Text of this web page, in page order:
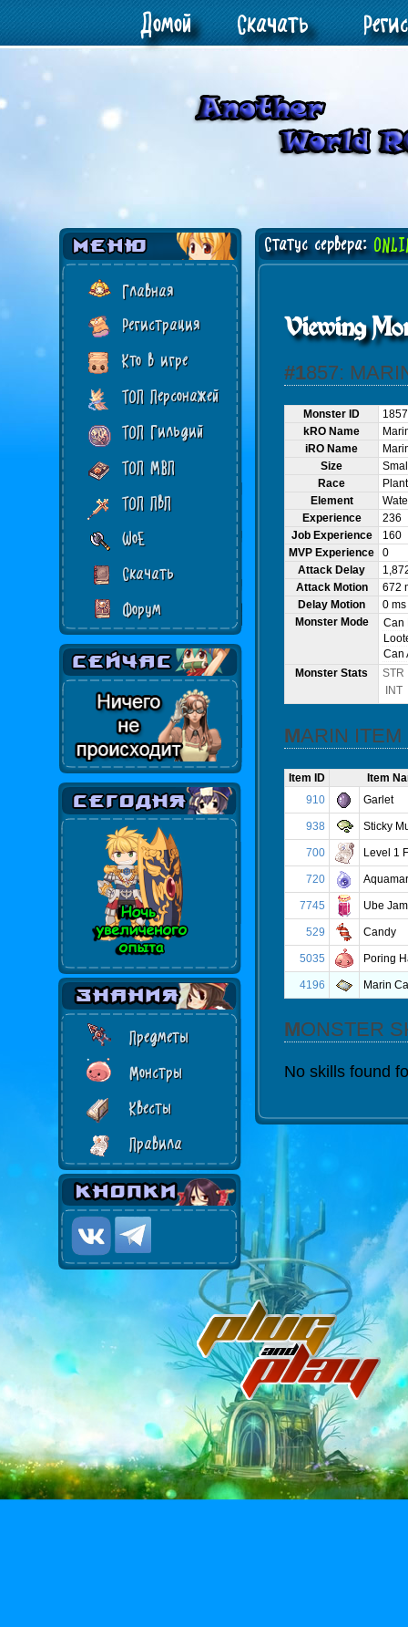
Домой Скачать
Главная
Регистрация
Кто в игре
ТОП Персонажей
ТОП Гильдий
ТОП МВП
ТОП ПвП
WoE
Скачать
Форум
Предметы
Монстры
Квесты
Правила
Статус сервера:
Viewing
#1857:
Monster ID
1857
kRO Name
iRO Name
Size
Race
Plant
Element
Experience
236
Job Experience
160
MVP Experience
0
Attack Delay
Attack Motion
672
Delay Motion
0 ms
Monster Mode
Can
Can
Monster Stats
STR
INT
MARIN
Item ID
Item
910
Garlet
938 Sticky
700 Level 1
720
7745 Ube Jam
529 Candy
5035 Poring
4196 Marin
MONSTER
No skills found